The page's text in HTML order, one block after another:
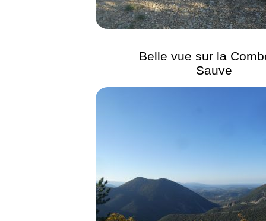
Belle vue sur la
Sauve